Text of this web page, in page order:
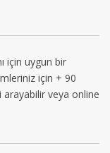
için uygun bir
için + 90
veya online